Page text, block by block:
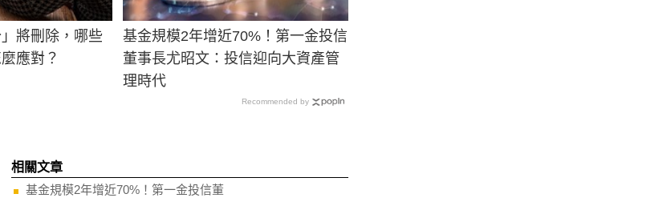
」將刪除，哪些
應對？
基金規模2年增近70%！第一金投信
董事長尤昭文：投信迎向大資產管
理時代
Recommended by
相關文章
基金規模2年增近70%！第一金投信董